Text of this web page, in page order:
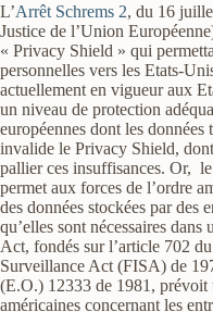
L’Arrêt Schrems 2, du 16
Justice de l’Union
« Privacy Shield » qui
personnelles vers les Etats-
actuellement en vigueur aux
un niveau de protection
européennes dont les
invalide le Privacy Shield,
pallier ces insuffisances. Or, le
permet aux forces de l’ordre
des données stockées par des
qu’elles sont nécessaires
Act, fondés sur l’article 702
Surveillance Act (FISA) de
(E.O.) 12333 de 1981, prévoit
américaines concernant les